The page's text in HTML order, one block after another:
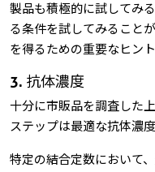
製品も積極的に試してみ
る条件を試してみること
を得るための重要なヒン
3. 抗体濃度
十分に市販品を調査した
ステップは最適な抗体濃度
特定の結合定数において